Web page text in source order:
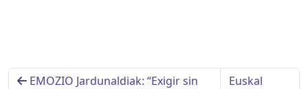
EMOZIO Jardunaldiak: “Exigir sin
Euskal